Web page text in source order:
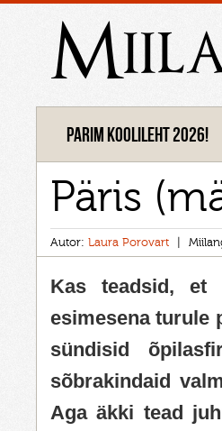
Parim koolileht 2026!
Päris
Autor: Laura Porovart
Kas teadsid, et
esimesena turule
sündisid
sõbrakindaid
Aga äkki tead